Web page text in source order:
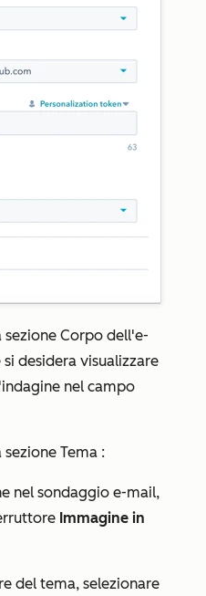
sezione Corpo dell'e-
desidera visualizzare
nel campo
sezione Tema :
nel sondaggio e-mail,
Immagine in
del tema, selezionare